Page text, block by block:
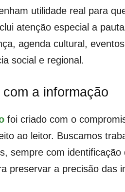
utilidade real para
atenção especial a
agenda cultural,
social e regional.
a informação
foi criado com o
ao leitor. Buscamos
sempre com
preservar a precisão das